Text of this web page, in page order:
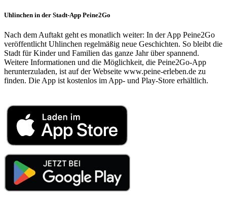
Uhlinchen in der Stadt-App Peine2Go
Nach dem Auftakt geht es monatlich weiter: In der App Peine2Go
veröffentlicht Uhlinchen regelmäßig neue Geschichten. So bleibt die
Stadt für Kinder und Familien das ganze Jahr über spannend.
Weitere Informationen und die Möglichkeit, die Peine2Go-App
herunterzuladen, ist auf der Webseite www.peine-erleben.de zu
finden. Die App ist kostenlos im App- und Play-Store erhältlich.